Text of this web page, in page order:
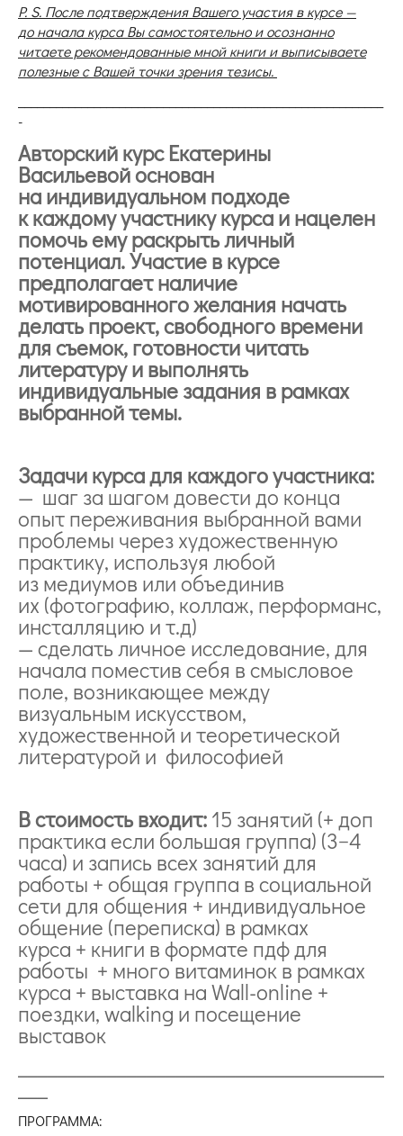
P. S. После подтверждения Вашего участия в курсе —
до начала курса Вы самостоятельно и осознанно
читаете рекомендованные мной книги и выписываете
полезные с Вашей точки зрения тезисы.
-
Авторский курс Екатерины
Васильевой основан
на индивидуальном подходе
к каждому участнику курса и нацелен
помочь ему раскрыть личный
потенциал. Участие в курсе
предполагает наличие
мотивированного желания начать
делать проект, свободного времени
для съемок, готовности читать
литературу и выполнять
индивидуальные задания в рамках
выбранной темы.
Задачи курса для каждого участника:
— шаг за шагом довести до конца
опыт переживания выбранной вами
проблемы через художественную
практику, используя любой
из медиумов или объединив
их (фотографию, коллаж, перформанс,
инсталляцию и т.д)
— сделать личное исследование, для
начала поместив себя в смысловое
поле, возникающее между
визуальным искусством,
художественной и теоретической
литературой и философией
В стоимость входит:15 занятий (+ доп
практика если большая группа) (3−4
часа) и запись всех занятий для
работы + общая группа в социальной
сети для общения + индивидуальное
общение (переписка) в рамках
курса + книги в формате пдф для
работы + много витаминок в рамках
курса + выставка на Wall-online +
поездки, walking и посещение
выставок
ПРОГРАММА: